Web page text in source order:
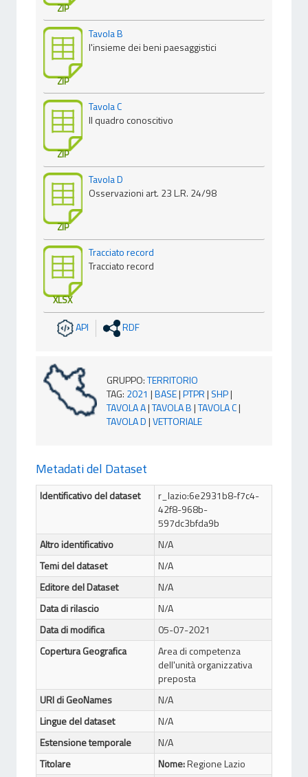
ZIP
ZIP
Tavola B
l'insieme dei beni paesaggistici
ZIP
Tavola C
Il quadro conoscitivo
ZIP
Tavola D
Osservazioni art. 23 L.R. 24/98
XLSX
Tracciato record
Tracciato record
API RDF
GRUPPO:TERRITORIO
TAG: 2021 |BASE|PTPR| SHP|
TAVOLA A|TAVOLA B|TAVOLA C|
TAVOLA D|VETTORIALE
Metadati del Dataset
Identificativo del dataset
r_lazio:6e2931b8-f7c4-
42f8-968b-
597dc3bfda9b
Altro identificativo
N/A
Temi del dataset
N/A
Editore del Dataset
N/A
Data di rilascio
N/A
Data di modifica
05-07-2021
Copertura Geografica
Area di competenza
dell'unità organizzativa
preposta
URI di GeoNames
N/A
Lingue del dataset
N/A
Estensione temporale
N/A
Titolare
Nome:Regione Lazio